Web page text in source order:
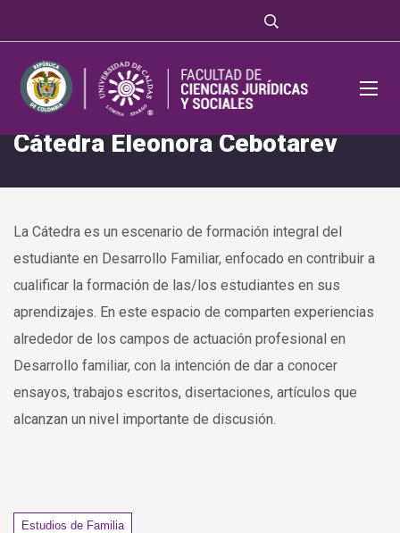
Cátedra Eleonora Cebotarev
La Cátedra es un escenario de formación integral del
estudiante en Desarrollo Familiar, enfocado en contribuir a
cualificar la formación de las/los estudiantes en sus
aprendizajes. En este espacio de comparten experiencias
alrededor de los campos de actuación profesional en
Desarrollo familiar, con la intención de dar a conocer
ensayos, trabajos escritos, disertaciones, artículos que
alcanzan un nivel importante de discusión.
Tags
Estudios de Familia